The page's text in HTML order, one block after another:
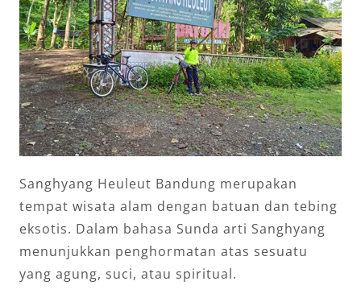
Sanghyang Heuleut Bandung merupakan
tempat wisata alam dengan batuan dan tebing
eksotis. Dalam bahasa Sunda arti Sanghyang
menunjukkan penghormatan atas sesuatu
yang agung, suci, atau spiritual.